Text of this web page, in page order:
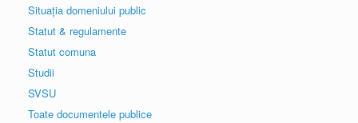
Situația domeniului public
Statut & regulamente
Statut comuna
Studii
SVSU
Toate documentele publice